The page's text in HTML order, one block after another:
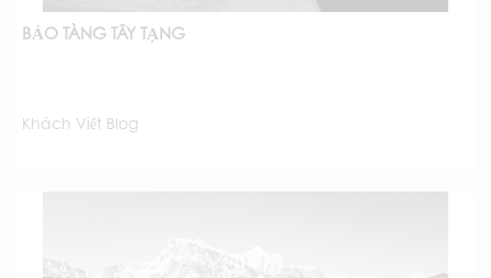
BẢO TÀNG TÂY TẠNG
Khách Viết Blog